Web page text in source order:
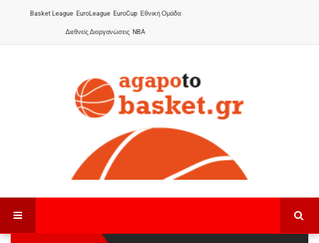
Basket League EuroLeague EuroCup Εθνική Ομάδα
Διεθνείς Διοργανώσεις NBA